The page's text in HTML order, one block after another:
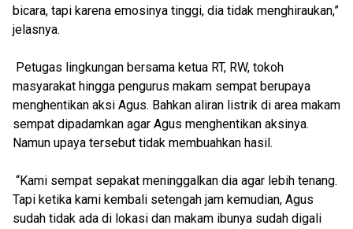
bicara, tapi karena emosinya tinggi, dia tidak menghiraukan,”
jelasnya.
Petugas lingkungan bersama ketua RT, RW, tokoh
masyarakat hingga pengurus makam sempat berupaya
menghentikan aksi Agus. Bahkan aliran listrik di area makam
sempat dipadamkan agar Agus menghentikan aksinya.
Namun upaya tersebut tidak membuahkan hasil.
“Kami sempat sepakat meninggalkan dia agar lebih tenang.
Tapi ketika kami kembali setengah jam kemudian, Agus
sudah tidak ada di lokasi dan makam ibunya sudah digali